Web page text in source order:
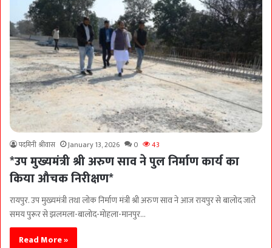
पदमिनी श्रीवास January 13, 2026 0 43
*उप मुख्यमंत्री श्री अरुण साव ने पुल निर्माण कार्य का
किया औचक निरीक्षण*
रायपुर. उप मुख्यमंत्री तथा लोक निर्माण मंत्री श्री अरुण साव ने आज रायपुर से बालोद जाते
समय पुरूर से झलमला-बालोद-मोहला-मानपुर…
Read More »